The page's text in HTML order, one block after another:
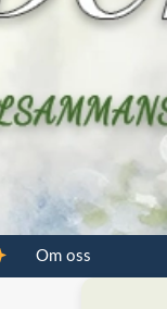
Om oss